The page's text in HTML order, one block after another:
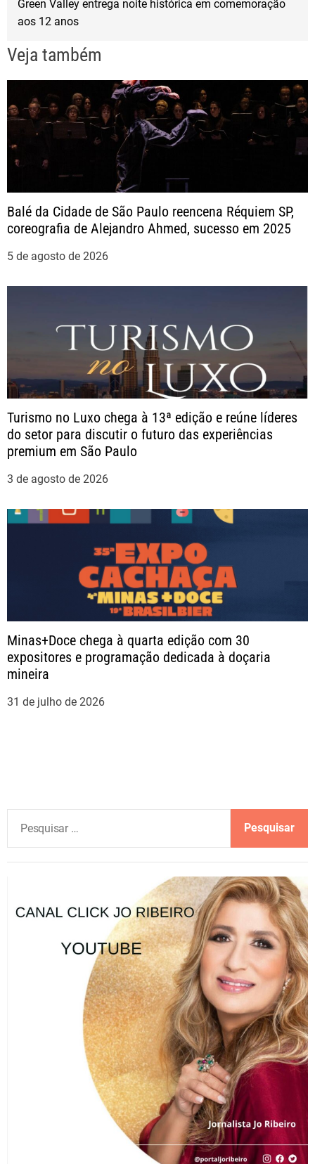
g
a
ã
o
d
e
t
Green Valley entrega noite histórica em comemoração
aos 12 anos
Veja também
Balé da Cidade de São Paulo reencena Réquiem SP,
coreografia de Alejandro Ahmed, sucesso em 2025
5 de agosto de 2026
Turismo no Luxo chega à 13ª edição e reúne líderes
do setor para discutir o futuro das experiências
premium em São Paulo
3 de agosto de 2026
Minas+Doce chega à quarta edição com 30
expositores e programação dedicada à doçaria
mineira
31 de julho de 2026
s